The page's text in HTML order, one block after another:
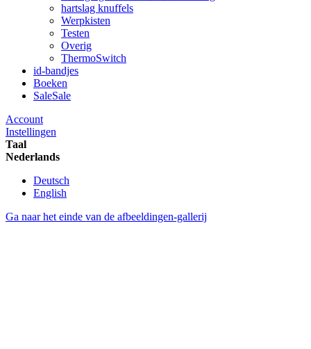
hartslag knuffels
Werpkisten
Testen
Overig
ThermoSwitch
id-bandjes
Boeken
SaleSale
Account
Instellingen
Taal
Nederlands
Deutsch
English
Ga naar het einde van de afbeeldingen-gallerij